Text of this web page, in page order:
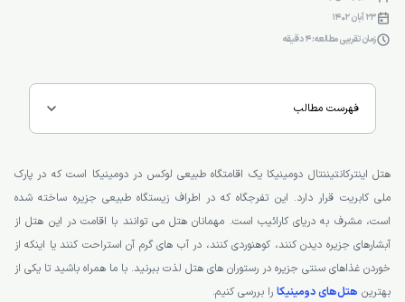
23 آبان 1402
زمان تقریبی مطالعه: 4 دقیقه
فهرست مطالب
هتل اینترکانتیننتال دومینیکا یک اقامتگاه طبیعی لوکس در دومینیکا است که در پارک
ملی کابریت قرار دارد. این تفرجگاه که در اطراف زیستگاه طبیعی جزیره ساخته شده
است، مشرف به دریای کارائیب است. مهمانان هتل می توانند با اقامت در این هتل از
آبشارهای جزیره دیدن کنند، کوهنوردی کنند، در آب های گرم آن استراحت کنند یا اینکه از
خوردن غذاهای سنتی جزیره در رستوران های هتل لذت ببرنید. با ما همراه باشید تا یکی از
بهترین هتل‌های دومینیکا را بررسی کنیم.